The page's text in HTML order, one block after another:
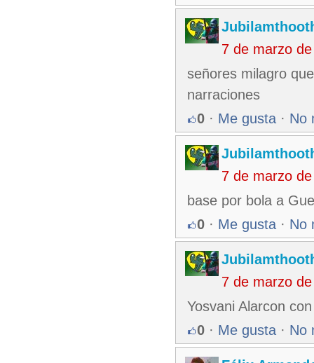
7 de marzo
señores milagro
narraciones
0 · Me gusta · No
7 de marzo
base por bola a
0 · Me gusta · No
7 de marzo
Yosvani Alarcon
0 · Me gusta · No